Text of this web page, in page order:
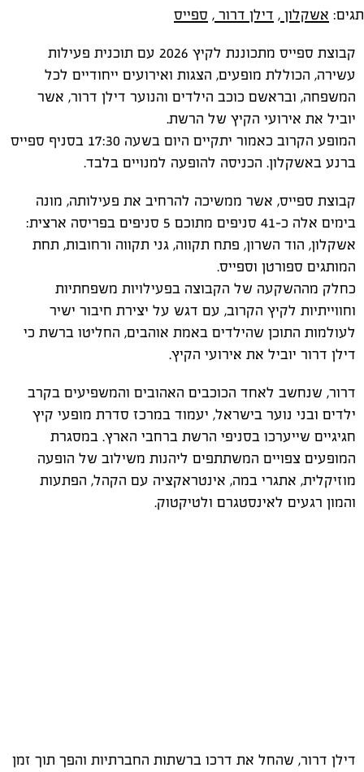
תגים: אשקלון , דילן דרור , ספייס
קבוצת ספייס מתכוננת לקיץ 2026 עם תוכנית פעילות
עשירה, הכוללת מופעים, הצגות ואירועים ייחודיים לכל
המשפחה, ובראשם כוכב הילדים והנוער דילן דרור, אשר
יוביל את אירועי הקיץ של הרשת.
המופע הקרוב כאמור יתקיים היום בשעה 17:30 בסניף ספייס
ברנע באשקלון. הכניסה להופעה למנויים בלבד.
קבוצת ספייס, אשר ממשיכה להרחיב את פעילותה, מונה
בימים אלה כ-41 סניפים מתוכם 5 סניפים בפריסה ארצית:
אשקלון, הוד השרון, פתח תקווה, גני תקווה ורחובות, תחת
המותגים ספורטן וספייס.
כחלק מההשקעה של הקבוצה בפעילויות משפחתיות
וחווייתיות לקיץ הקרוב, עם דגש על יצירת חיבור ישיר
לעולמות התוכן שהילדים באמת אוהבים, החליטו ברשת כי
דילן דרור יוביל את אירועי הקיץ.
דרור, שנחשב לאחד הכוכבים האהובים והמשפיעים בקרב
ילדים ובני נוער בישראל, יעמוד במרכז סדרת מופעי קיץ
חגיגיים שייערכו בסניפי הרשת ברחבי הארץ. במסגרת
המופעים צפויים המשתתפים ליהנות משילוב של הופעה
מוזיקלית, אתגרי במה, אינטראקציה עם הקהל, הפתעות
והמון רגעים לאינסטגרם ולטיקטוק.
דילן דרור, שהחל את דרכו ברשתות החברתיות והפך תוך זמן